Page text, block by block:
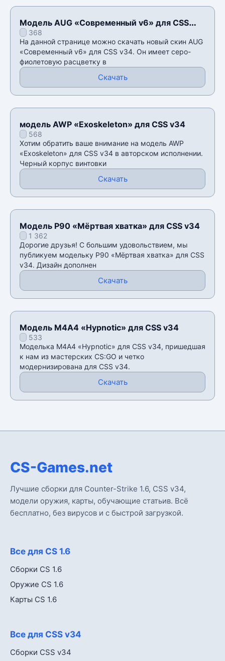
Модель AUG «Современный v6» для CSS
v34368
На данной странице можно скачать новый скин AUG
«Современный v6» для CSS v34. Он имеет серо-
фиолетовую расцветку в
Скачать
модель AWP «Exoskeleton» для CSS v34
568
Хотим обратить ваше внимание на модель AWP
«Exoskeleton» для CSS v34 в авторском исполнении.
Черный корпус винтовки
Скачать
Модель P90 «Мёртвая хватка» для CSS v34
1 362
Дорогие друзья! С большим удовольствием, мы
публикуем модельку P90 «Мёртвая хватка» для CSS
v34. Дизайн дополнен
Скачать
Модель М4А4 «Hypnotic» для CSS v34
533
Моделька М4А4 «Hypnotic» для CSS v34, пришедшая
к нам из мастерских CS:GO и четко
модернизирована для CSS v34.
Скачать
CS-Games.net
Лучшие сборки для Counter-Strike 1.6, CSS v34,
модели оружия, карты, обучающие статьив. Всё
бесплатно, без вирусов и с быстрой загрузкой.
Все для CS 1.6
Сборки CS 1.6
Оружие CS 1.6
Карты CS 1.6
Все для CSS v34
Сборки CSS v34